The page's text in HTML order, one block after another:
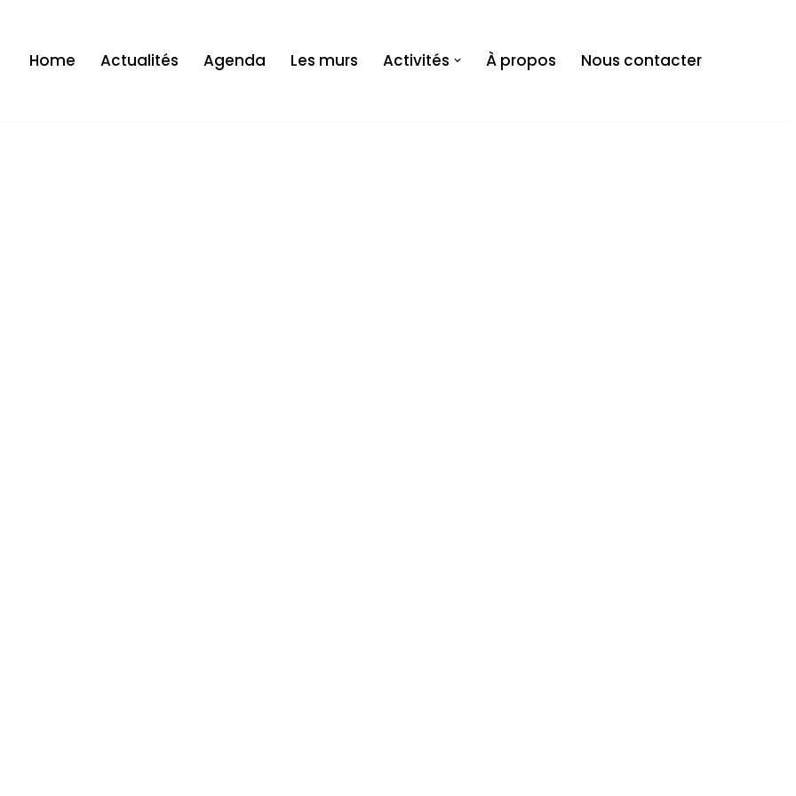
Home Actualités Agenda Les murs Activités À propos Nous contacter